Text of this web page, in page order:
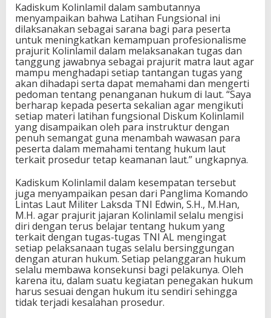
Kadiskum Kolinlamil dalam sambutannya
menyampaikan bahwa Latihan Fungsional ini
dilaksanakan sebagai sarana bagi para peserta
untuk meningkatkan kemampuan profesionalisme
prajurit Kolinlamil dalam melaksanakan tugas dan
tanggung jawabnya sebagai prajurit matra laut agar
mampu menghadapi setiap tantangan tugas yang
akan dihadapi serta dapat memahami dan mengerti
pedoman tentang penanganan hukum di laut. “Saya
berharap kepada peserta sekalian agar mengikuti
setiap materi latihan fungsional Diskum Kolinlamil
yang disampaikan oleh para instruktur dengan
penuh semangat guna menambah wawasan para
peserta dalam memahami tentang hukum laut
terkait prosedur tetap keamanan laut.” ungkapnya.
Kadiskum Kolinlamil dalam kesempatan tersebut
juga menyampaikan pesan dari Panglima Komando
Lintas Laut Militer Laksda TNI Edwin, S.H., M.Han,
M.H. agar prajurit jajaran Kolinlamil selalu mengisi
diri dengan terus belajar tentang hukum yang
terkait dengan tugas-tugas TNI AL mengingat
setiap pelaksanaan tugas selalu bersinggungan
dengan aturan hukum. Setiap pelanggaran hukum
selalu membawa konsekunsi bagi pelakunya. Oleh
karena itu, dalam suatu kegiatan penegakan hukum
harus sesuai dengan hukum itu sendiri sehingga
tidak terjadi kesalahan prosedur.